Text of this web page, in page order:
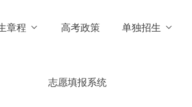
章程 高考政策 单独招生
志愿填报系统